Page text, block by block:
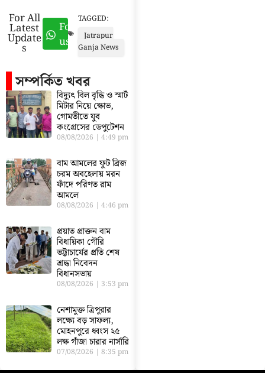
For All
Latest
Update
s
Follow
us
TAGGED:
Jatrapur
Ganja News
সম্পর্কিত খবর
বিদ্যুৎ বিল বৃদ্ধি ও স্মার্ট
মিটার নিয়ে ক্ষোভ,
গোমতীতে যুব
কংগ্রেসের ডেপুটেশন
08/08/2026 4:49 pm
বাম আমলের ফুট ব্রিজ
চরম অবহেলায় মরন
ফাঁদে পরিণত রাম
আমলে
08/08/2026 4:46 pm
প্রয়াত প্রাক্তন বাম
বিধায়িকা গৌরি
ভট্টাচার্যের প্রতি শেষ
শ্রদ্ধা নিবেদন
বিধানসভায়
08/08/2026 3:53 pm
নেশামুক্ত ত্রিপুরার
লক্ষ্যে বড় সাফল্য,
মোহনপুরে ধ্বংস ২৫
লক্ষ গাঁজা চারার নার্সারি
07/08/2026 8:35 pm